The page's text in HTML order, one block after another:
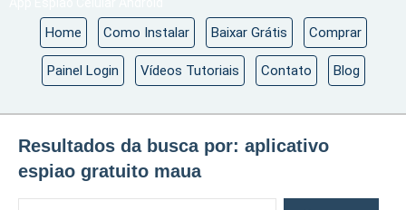
Home Como Instalar Baixar Grátis Comprar
Painel Login Vídeos Tutoriais Contato Blog
Resultados da busca por: aplicativo
espiao gratuito maua